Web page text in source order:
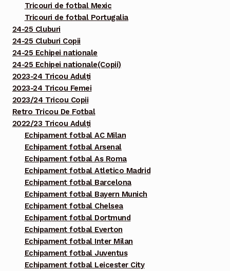
Tricouri de fotbal Mexic
Tricouri de fotbal Portugalia
24-25 Cluburi
24-25 Cluburi Copii
24-25 Echipei nationale
24-25 Echipei nationale(Copii)
2023-24 Tricou Adulți
2023-24 Tricou Femei
2023/24 Tricou Copii
Retro Tricou De Fotbal
2022/23 Tricou Adulți
Echipament fotbal AC Milan
Echipament fotbal Arsenal
Echipament fotbal As Roma
Echipament fotbal Atletico Madrid
Echipament fotbal Barcelona
Echipament fotbal Bayern Munich
Echipament fotbal Chelsea
Echipament fotbal Dortmund
Echipament fotbal Everton
Echipament fotbal Inter Milan
Echipament fotbal Juventus
Echipament fotbal Leicester City